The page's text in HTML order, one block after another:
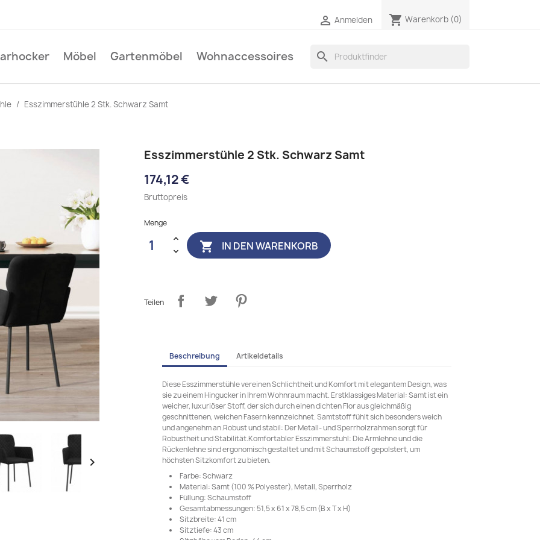
 Anmelden shopping_cart Warenkorb (0)
Möbel Gartenmöbel Wohnaccessoires search
Esszimmerstühle 2 Stk. Schwarz Samt

Esszimmerstühle 2 Stk. Schwarz Samt
174,12 €
Bruttopreis
Menge
 IN DEN WARENKORB
Teilen
Beschreibung Artikeldetails
Diese Esszimmerstühle vereinen Schlichtheit und Komfort mit elegantem Design, was
sie zu einem Hingucker in Ihrem Wohnraum macht. Erstklassiges Material: Samt ist ein
weicher, luxuriöser Stoff, der sich durch einen dichten Flor aus gleichmäßig
geschnittenen, weichen Fasern kennzeichnet. Samtstoff fühlt sich besonders weich
und angenehm an.Robust und stabil: Der Metall- und Sperrholzrahmen sorgt für
Robustheit und Stabilität.Komfortabler Esszimmerstuhl: Die Armlehne und die
Rückenlehne sind ergonomisch gestaltet und mit Schaumstoff gepolstert, um
höchsten Sitzkomfort zu bieten.
Farbe: Schwarz
Material: Samt (100 % Polyester), Metall, Sperrholz
Füllung: Schaumstoff
Gesamtabmessungen: 51,5 x 61 x 78,5 cm (B x T x H)
Sitzbreite: 41 cm
Sitztiefe: 43 cm